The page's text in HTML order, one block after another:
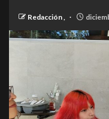
Redacción,